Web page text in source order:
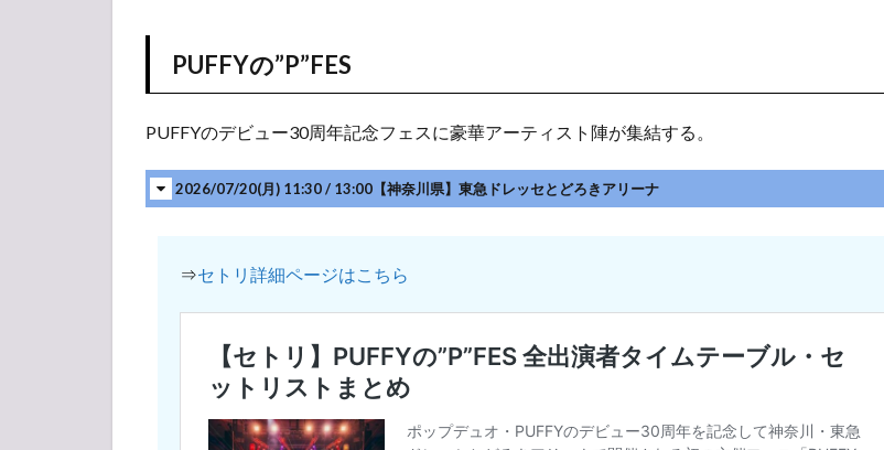
FINALE
2.3
GLAY
30th
Special Live
in KT Zepp
1993〜
2026”
Presented
BEAT
PUFFYの”P”FES
PUFFYのデビュー30周年記念フェスに豪華アーティスト陣が集結する。
2026/07/20(月) 11:30 / 13:00【神奈川県】東急ドレッセとどろきアリーナ
⇒セトリ詳細ページはこちら